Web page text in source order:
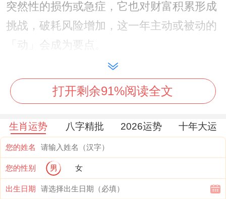
突然性的损伤或急症，它也对财富积累形成
挑战，破耗风险增加，这一年主动或被动的
「动」会成为要点。
在如此冲击下，是否有吉星能带来部分缓
解？
是一颗化解凶厄、排忧解难的星曜，如同惊
涛骇浪中的一座灯塔，它代表着，尽管困难
重重，但属鼠人最终有望通过自身的智慧、
努力或借助外力，找到解决问题、转危为安
打开剩余91%阅读全文
生肖运势 八字精批 2026运势 十年大运
您的姓名
您的性别 男 女
出生日期